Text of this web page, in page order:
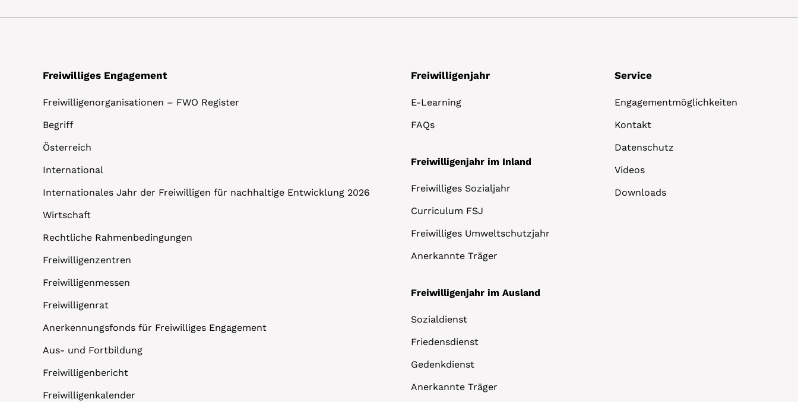
Freiwilliges Engagement
Freiwilligenorganisationen – FWO Register
Begriff
Österreich
International
Internationales Jahr der Freiwilligen für nachhaltige Entwicklung 2026
Wirtschaft
Rechtliche Rahmenbedingungen
Freiwilligenzentren
Freiwilligenmessen
Freiwilligenrat
Anerkennungsfonds für Freiwilliges Engagement
Aus- und Fortbildung
Freiwilligenbericht
Freiwilligenkalender
Freiwilligenjahr
E-Learning
FAQs
Freiwilligenjahr im Inland
Freiwilliges Sozialjahr
Curriculum FSJ
Freiwilliges Umweltschutzjahr
Anerkannte Träger
Freiwilligenjahr im Ausland
Sozialdienst
Friedensdienst
Gedenkdienst
Anerkannte Träger
Service
Engagementmöglichkeiten
Kontakt
Datenschutz
Videos
Downloads